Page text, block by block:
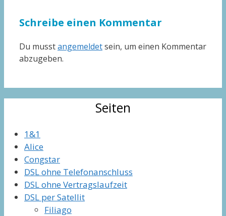
Schreibe einen Kommentar
Du musstangemeldetsein, um einen Kommentar
abzugeben.
Seiten
1&1
Alice
Congstar
DSL ohne Telefonanschluss
DSL ohne Vertragslaufzeit
DSL per Satellit
Filiago